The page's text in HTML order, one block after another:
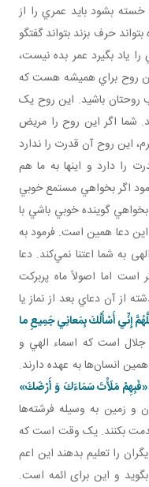
بشود بايد عمري را از
حرف بزند بتواند گفتگو
ياد بگيرد عمر بده نيست،
روح براي هميشه هست که
باشيد. اين روح يک
شما اگر اين روح را مريض
اين روح آن قدرت را ندارد
را دارد و اينها به ما هم
اگر بخواهي مستمع خوبي
گوينده خوبي باشي با
دعا همين است. فرمود به
به شما اعتنا نمي‌کند. دعا
اما اصولاً ماه پربرکت
از آن دعاي بعد از نماز يا
إِنِّي أَسْأَلُكَ بِمَعانِي جَمِيعِ ما
است که اسماء الهي و
انسان‌ها به عهده دارند.
«فَبِهِمْ مَلَأْتَ سَمَاءَكَ وَ أَرْضَكَ»
و زمين به وسيله فرشته‌ها
بکنند. يک وقت است که
را تعليم بدهند اين اعم
و اين برای ائمه است.